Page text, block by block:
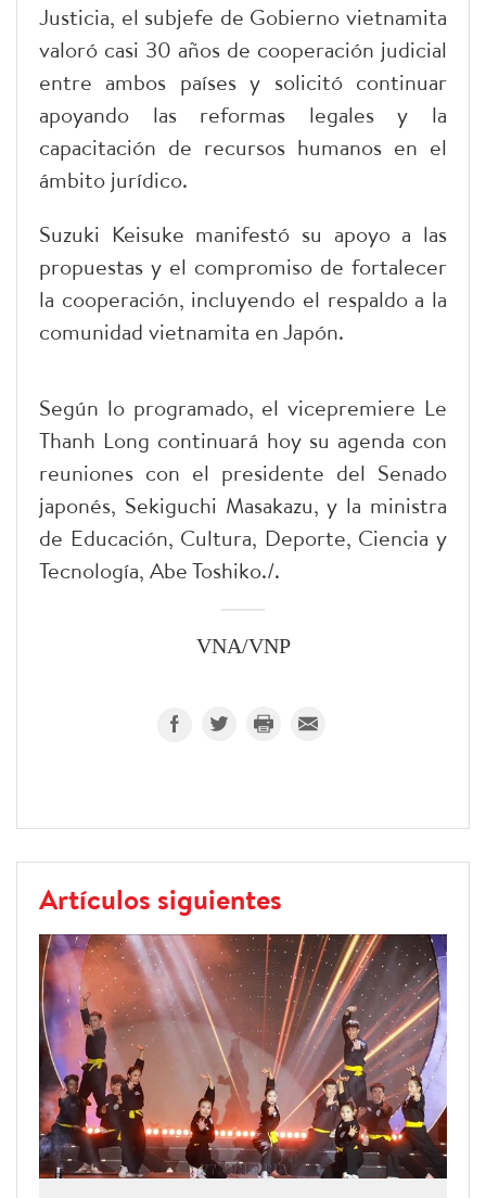
Justicia, el subjefe de Gobierno vietnamita
valoró casi 30 años de cooperación judicial
entre ambos países y solicitó continuar
apoyando las reformas legales y la
capacitación de recursos humanos en el
ámbito jurídico.
Suzuki Keisuke manifestó su apoyo a las
propuestas y el compromiso de fortalecer
la cooperación, incluyendo el respaldo a la
comunidad vietnamita en Japón.
Según lo programado, el vicepremiere Le
Thanh Long continuará hoy su agenda con
reuniones con el presidente del Senado
japonés, Sekiguchi Masakazu, y la ministra
de Educación, Cultura, Deporte, Ciencia y
Tecnología, Abe Toshiko./.
VNA/VNP
Artículos siguientes